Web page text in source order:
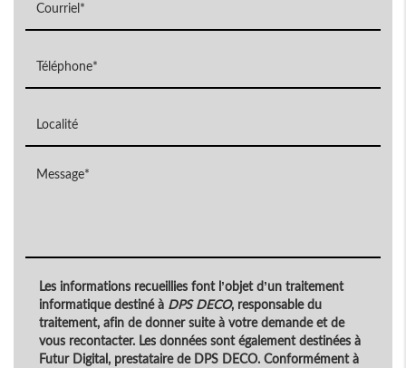
Les informations recueillies font l’objet d’un traitement
informatique destiné àDPS DECO, responsable du
traitement, afin de donner suite à votre demande et de
vous recontacter. Les données sont également destinées à
Futur Digital, prestataire de DPS DECO. Conformément à